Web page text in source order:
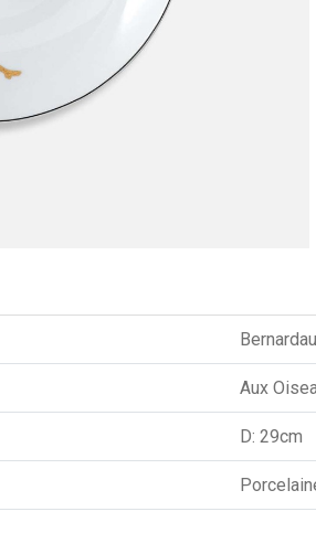
Aux
D: 29cm